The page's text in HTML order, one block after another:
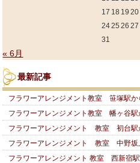
17 18 19 20
2425 26 27
31
« 6月
最新記事
フラワーアレンジメント教室 笹塚駅か
フラワーアレンジメント教室 幡ヶ谷駅
フラワーアレンジメント 教室 初台駅
フラワーアレンジメント 教室 中野坂
フラワーアレンジメント 教室 西新宿駅